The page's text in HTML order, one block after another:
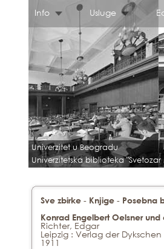
Info Usluge
Univerzitet u Beogradu
Univerzitetska biblioteka
Sve zbirke - Knjige - Posebna
Konrad Engelbert Oelsner
Richter, Edgar
Leipzig : Verlag der
1911